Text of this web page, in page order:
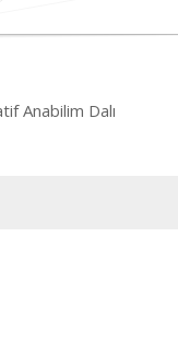
Anabilim Dalı